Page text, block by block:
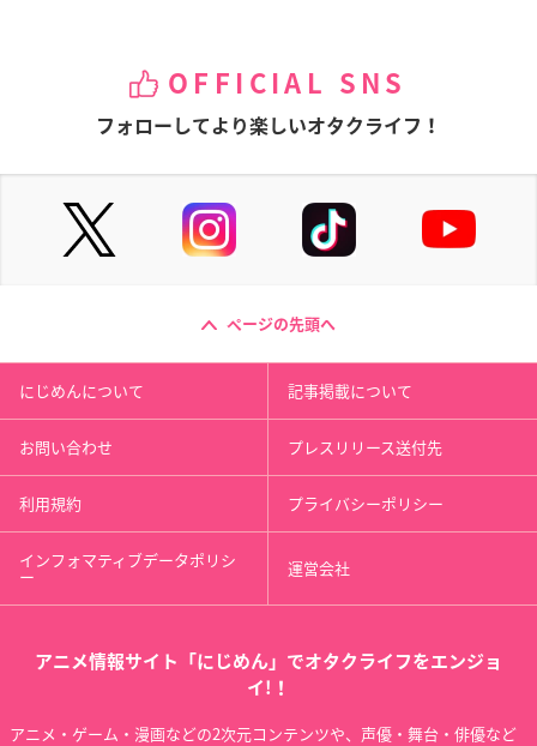
OFFICIAL SNS
フォローしてより楽しいオタクライフ！
ページの先頭へ
にじめんについて 記事掲載について
お問い合わせ プレスリリース送付先
利用規約 プライバシーポリシー
インフォマティブデータポリシ
ー 運営会社
アニメ情報サイト「にじめん」でオタクライフをエンジョ
イ!！
アニメ・ゲーム・漫画などの2次元コンテンツや、声優・舞台・俳優など